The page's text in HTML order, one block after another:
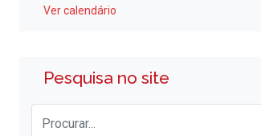
Ver calendário
Pesquisa no site